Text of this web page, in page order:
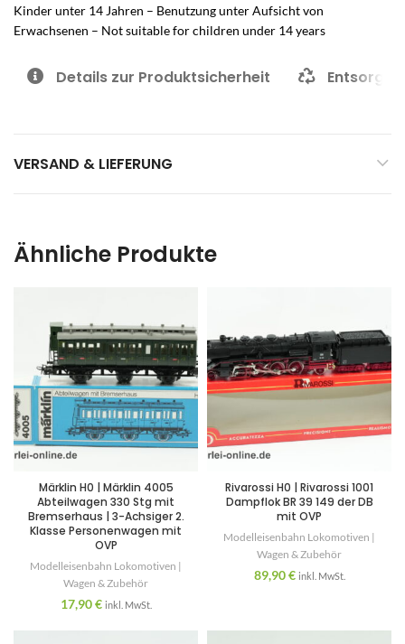
Kinder unter 14 Jahren – Benutzung unter Aufsicht von
Erwachsenen – Not suitable for children under 14 years
Details zur Produktsicherheit
VERSAND & LIEFERUNG
Ähnliche Produkte
Märklin H0 | Märklin 4005
Abteilwagen 330 Stg mit
Bremserhaus | 3-Achsiger 2.
Klasse Personenwagen mit
OVP
Modelleisenbahn Lokomotiven |
Wagen & Zubehör
17,90€ inkl. MwSt.
Rivarossi H0 | Rivarossi 1001
Dampflok BR 39 149 der DB
mit OVP
Modelleisenbahn Lokomotiven |
Wagen & Zubehör
89,90€ inkl. MwSt.